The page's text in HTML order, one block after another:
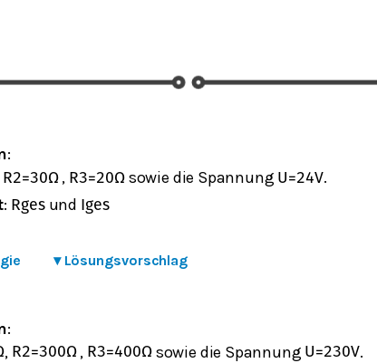
:
R2=30Ω, R3=20Ω sowie die Spannung U=24V.
: Rgesund ges
▾ Lösungsvorschlag
:
, R2=300Ω, R3=400Ω sowie die Spannung U=230V.